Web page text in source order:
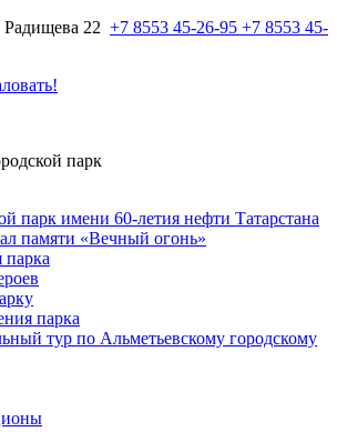
Радищева 22 +7 8553 45-26-95 +7 8553 45-
парк
парк имени 60-летия нефти Татарстана
памяти «Вечный огонь»
парка
парка
тур по Альметьевскому городскому